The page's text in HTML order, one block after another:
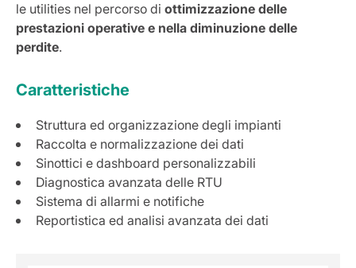
le utilities nel percorso di ottimizzazione delle
prestazioni operative e nella diminuzione delle
perdite.
Caratteristiche
Struttura ed organizzazione degli impianti
Raccolta e normalizzazione dei dati
Sinottici e dashboard personalizzabili
Diagnostica avanzata delle RTU
Sistema di allarmi e notifiche
Reportistica ed analisi avanzata dei dati